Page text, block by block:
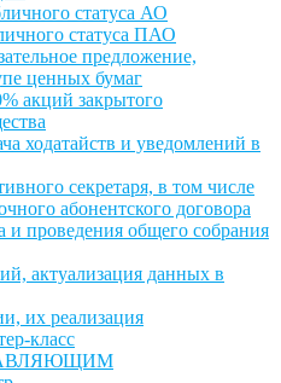
статуса АО
статуса ПАО
предложение,
ценных бумаг
акций закрытого
ходатайств и уведомлений в
секретаря, в том числе
абонентского договора
и проведения общего собрания
актуализация данных в
их реализация
класс